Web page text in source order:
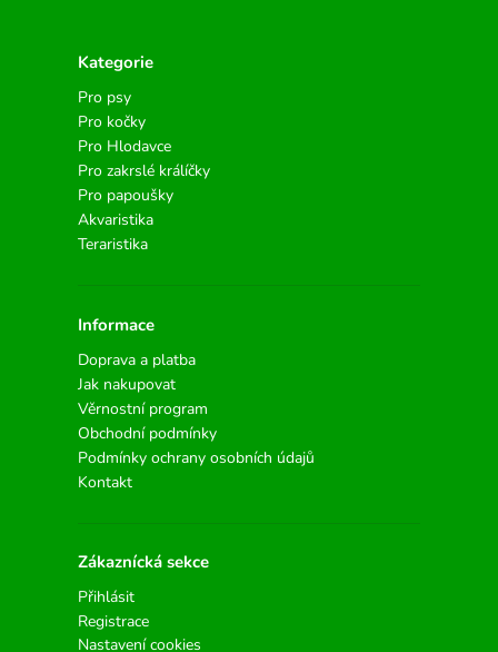
Kategorie
Pro psy
Pro kočky
Pro Hlodavce
Pro zakrslé králíčky
Pro papoušky
Akvaristika
Teraristika
Informace
Doprava a platba
Jak nakupovat
Věrnostní program
Obchodní podmínky
Podmínky ochrany osobních údajů
Kontakt
Zákaznícká sekce
Přihlásit
Registrace
Nastavení cookies